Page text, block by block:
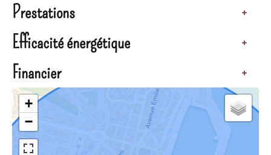
Prestations +
Efficacité énergétique +
Financier +
+
−